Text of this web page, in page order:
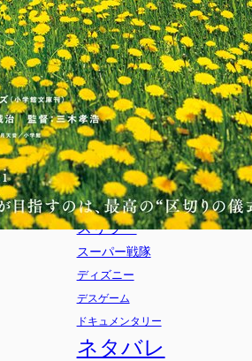
MARVEL MCU
SF SSU
Vシネクスト
アクション
アドベンチャー
エイリアン オーメン
カルト コメディ
サスペンス
サバイバル スパイ
スリラー
スーパー戦隊
ディズニー
デスゲーム
ドキュメンタリー
ネタバレ